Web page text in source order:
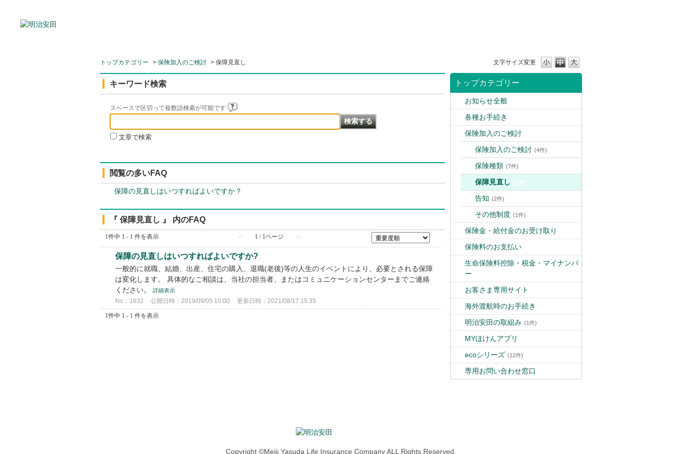
文字サイズ変更
トップカテゴリー > 保険加入のご検討 > 保障見直し
トップカテゴリー
お知らせ全般
各種お手続き
保険加入のご検討
保険加入のご検討 (4件)
保険種類 (7件)
保障見直し (1件)
告知 (2件)
その他制度 (1件)
保険金・給付金のお受け取り
保険料のお支払い
生命保険料控除・税金・マイナンバ
ー
お客さま専用サイト
海外渡航時のお手続き
明治安田の取組み (1件)
MYほけんアプリ
ecoシリーズ (12件)
専用お問い合わせ窓口
キーワード検索
スペースで区切って複数語検索が可能です
文章で検索
閲覧の多いFAQ
保障の見直しはいつすればよいですか？
『 保障見直し 』 内のFAQ
1件中 1 - 1 件を表示 ≪ 1 / 1ページ ≫
保障の見直しはいつすればよいですか?
一般的に就職、結婚、出産、住宅の購入、退職(老後)等の人生のイベントにより、必要とされる保障
は変化します。 具体的なご相談は、当社の担当者、またはコミュニケーションセンターまでご連絡
ください。
詳細表示
No：1632 公開日時：2019/09/05 10:00 更新日時：2021/08/17 15:35
1件中 1 - 1 件を表示
Copyright ©Meiji Yasuda Life Insurance Company ALL Rights Reserved.